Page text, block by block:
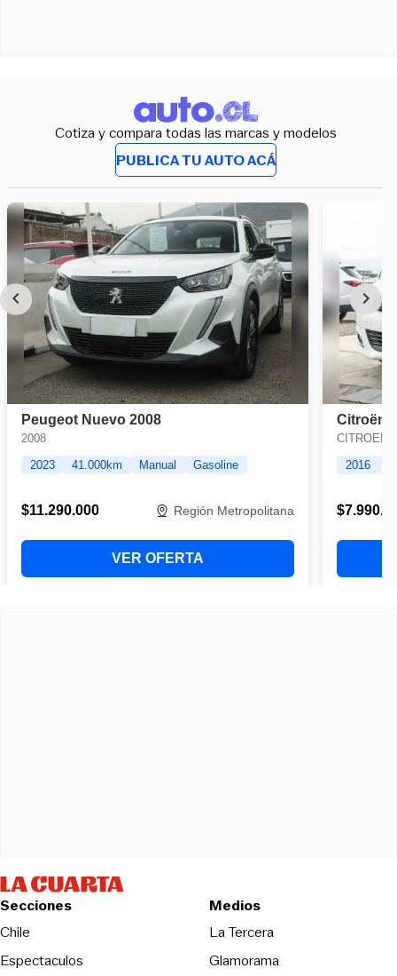
Cotiza y compara todas las marcas y modelos
PUBLICA TU AUTO ACÁ
Secciones
Chile
Espectaculos
Medios
La TerceraOpens in new
Glamorama